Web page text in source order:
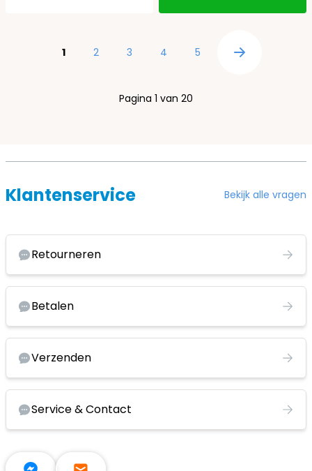
U lees momenteel pagina
1 Pagina
2 Pagina
3 Pagina
4 Pagina
5 Pagina
Pagina 1 van 20
Klantenservice Bekijk alle vragen
Retourneren
Betalen
Verzenden
Service & Contact